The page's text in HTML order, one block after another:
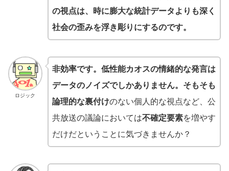
の視点は、時に膨大な統計データよりも深く
社会の歪みを浮き彫りにするのです。
ロジック
非効率です。 低性能カオスの情緒的な発言は
データのノイズでしかありません。そもそも
論理的な裏付けのない個人的な視点など、公
共放送の議論においては不確定要素を増やす
だけだということに気づきませんか？